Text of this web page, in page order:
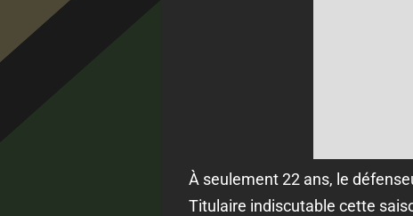
À seulement 22 ans, le
Titulaire indiscutable cette